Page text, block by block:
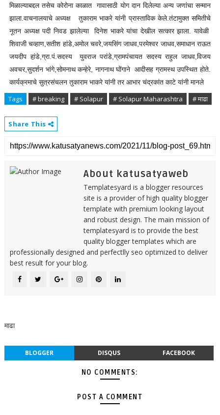
मिळाल्याबद्दल तसेच कोरोना काळात गावासाठी योग दान दिलेल्या अन्य जणांचा सन्मान
झाला.वाचनालयाचे अध्यक्ष तुकाराम भाकरे यांनी प्रास्ताविक केले.तंटामुक्त समितीचे
नूतन अध्यक्ष पदी निवड झालेल्या दिनेश भाकरे यांचा देखील सत्कार झाला. यावेळी
शिवाजी चव्हाण,सतीश हांडे,अमोल चवरे,जयसिंग जाधव,परमेश्वर जाधव,समाधान राऊत
जयदीप हा़ंडे,ग्रा.पं.सदस्य युवराज परांडे,ग्रामपंचायत सदस्य राहुल जाधव,विजय
अवचर,सुदर्शन भांगे,सोमनाथ कन्हेरे, नागनाथ घोंगाने आदीसह ग्रामस्थ उपस्थित होते.
कार्यक्रमाचे सुत्रसंचलन तुकाराम भाकरे यांनी तर आभार चंद्रकांत काटे यांनी मानले
Tags # breaking # Solapur # Solapur Maharashtra # माढा
Share This
About katusatyaweb
Templatesyard is a blogger resources
site is a provider of high quality blogger
template with premium looking layout
and robust design. The main mission of
templatesyard is to provide the best
quality blogger templates which are
professionally designed and perfectlly seo optimized to deliver
best result for your blog.
माढा
BLOGGER DISQUS FACEBOOK
NO COMMENTS:
POST A COMMENT